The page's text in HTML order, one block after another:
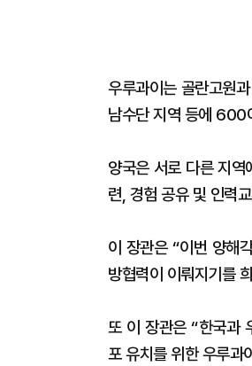
우루과이는 골란고원
남수단 지역 등에 600
양국은 서로 다른 지
련, 경험 공유 및 인력
이 장관은 “이번 양해
방협력이 이뤄지기를
또 이 장관은 “한국과
포 유치를 위한 우루과